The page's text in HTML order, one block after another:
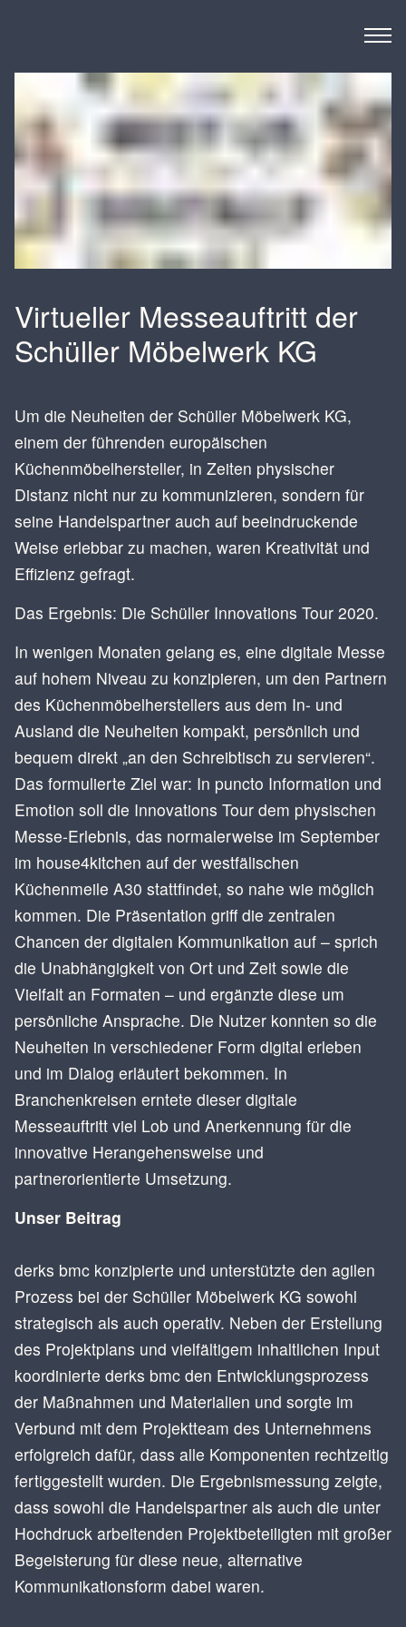
Virtueller Messeauftritt der
Schüller Möbelwerk KG
Um die Neuheiten der Schüller Möbelwerk KG,
einem der führenden europäischen
Küchenmöbelhersteller, in Zeiten physischer
Distanz nicht nur zu kommunizieren, sondern für
seine Handelspartner auch auf beeindruckende
Weise erlebbar zu machen, waren Kreativität und
Effizienz gefragt.
Das Ergebnis: Die Schüller Innovations Tour 2020.
In wenigen Monaten gelang es, eine digitale Messe
auf hohem Niveau zu konzipieren, um den Partnern
des Küchenmöbelherstellers aus dem In- und
Ausland die Neuheiten kompakt, persönlich und
bequem direkt „an den Schreibtisch zu servieren“.
Das formulierte Ziel war: In puncto Information und
Emotion soll die Innovations Tour dem physischen
Messe-Erlebnis, das normalerweise im September
im house4kitchen auf der westfälischen
Küchenmeile A30 stattfindet, so nahe wie möglich
kommen. Die Präsentation griff die zentralen
Chancen der digitalen Kommunikation auf – sprich
die Unabhängigkeit von Ort und Zeit sowie die
Vielfalt an Formaten – und ergänzte diese um
persönliche Ansprache. Die Nutzer konnten so die
Neuheiten in verschiedener Form digital erleben
und im Dialog erläutert bekommen. In
Branchenkreisen erntete dieser digitale
Messeauftritt viel Lob und Anerkennung für die
innovative Herangehensweise und
partnerorientierte Umsetzung.
Unser Beitrag
derks bmc konzipierte und unterstützte den agilen
Prozess bei der Schüller Möbelwerk KG sowohl
strategisch als auch operativ. Neben der Erstellung
des Projektplans und vielfältigem inhaltlichen Input
koordinierte derks bmc den Entwicklungsprozess
der Maßnahmen und Materialien und sorgte im
Verbund mit dem Projektteam des Unternehmens
erfolgreich dafür, dass alle Komponenten rechtzeitig
fertiggestellt wurden. Die Ergebnismessung zeigte,
dass sowohl die Handelspartner als auch die unter
Hochdruck arbeitenden Projektbeteiligten mit großer
Begeisterung für diese neue, alternative
Kommunikationsform dabei waren.